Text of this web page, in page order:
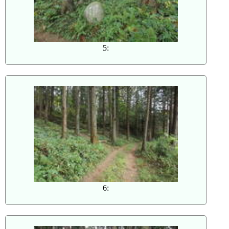
5:
6: